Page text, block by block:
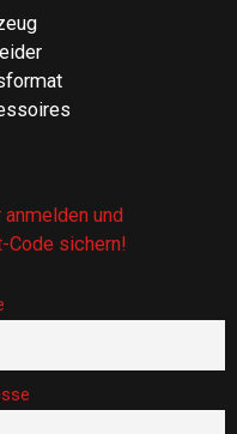
und
Code sichern!